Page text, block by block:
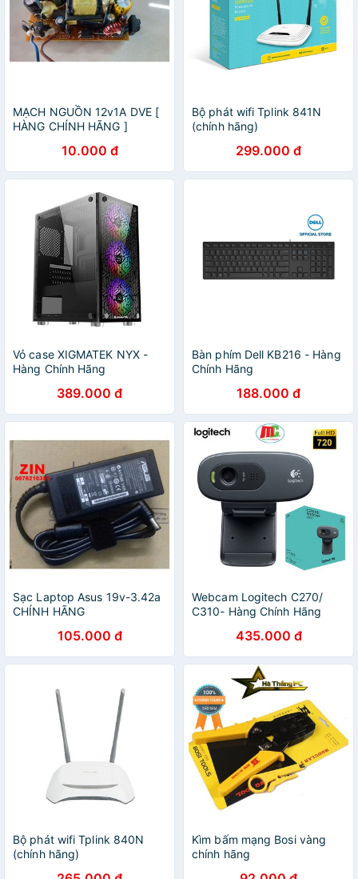
MẠCH NGUỒN 12v1A DVE [
HÀNG CHÍNH HÃNG ]
10.000 đ
Bộ phát wifi Tplink 841N
(chính hãng)
299.000 đ
Vỏ case XIGMATEK NYX -
Hàng Chính Hãng
389.000 đ
Bàn phím Dell KB216 - Hàng
Chính Hãng
188.000 đ
Sạc Laptop Asus 19v-3.42a
CHÍNH HÃNG
105.000 đ
Webcam Logitech C270/
C310- Hàng Chính Hãng
435.000 đ
Bộ phát wifi Tplink 840N
(chính hãng)
Kìm bấm mạng Bosi vàng
chính hãng